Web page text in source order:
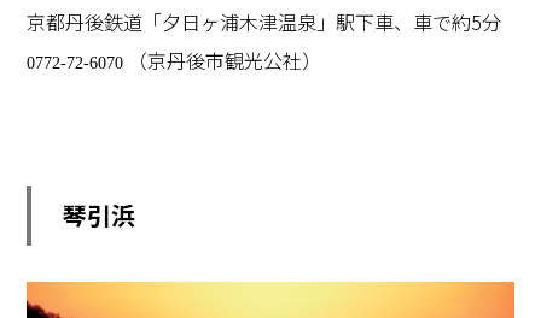
京都丹後鉄道「夕日ヶ浦木津温泉」駅下車、車で約5分
0772-72-6070 （京丹後市観光公社）
琴引浜